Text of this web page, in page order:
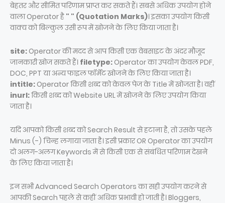
बेहतर और सीमित परिणाम प्राप्त कर सकते हैं। सबसे अधिक उपयोग होने
वाला Operator है " " (Quotation Marks)। इसका उपयोग किसी
वाक्य को बिल्कुल उसी रूप में खोजने के लिए किया जाता है।
site: Operator की मदद से आप किसी एक वेबसाइट के अंदर मौजूद
जानकारी खोज सकते हैं। filetype: Operator का उपयोग केवल PDF,
DOC, PPT या अन्य फाइल फॉर्मेट खोजने के लिए किया जाता है।
intitle: Operator किसी शब्द को केवल पेज के Title में खोजता है। वहीं
inurl:किसी शब्द को Website URL में खोजने के लिए उपयोग किया
जाता है।
यदि आपको किसी शब्द को Search Result से हटाना है, तो उसके पहले
Minus (-) चिन्ह लगाया जाता है। इसी प्रकार OR Operator का उपयोग
दो अलग-अलग Keywords में से किसी एक से संबंधित परिणाम देखने
के लिए किया जाता है।
इन सभी Advanced Search Operators का सही उपयोग करने से
आपकी Search पहले से कहीं अधिक प्रभावी हो जाती है। Bloggers,